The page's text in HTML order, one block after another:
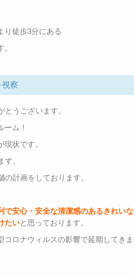
り徒歩3分にある
。
視察
うございます。
ーム！
状です。
。
計画をしております。
で安心・安全な清潔感のあるきれいな
たいと思っております。
ロナウィルスの影響で延期してきま